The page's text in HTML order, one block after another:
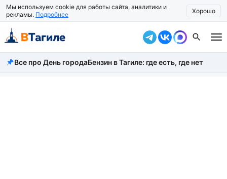
Мы используем cookie для работы сайта, аналитики и
рекламы. Подробнее Хорошо
Все новости
Все про День городаБензин в Тагиле: где есть, где нет